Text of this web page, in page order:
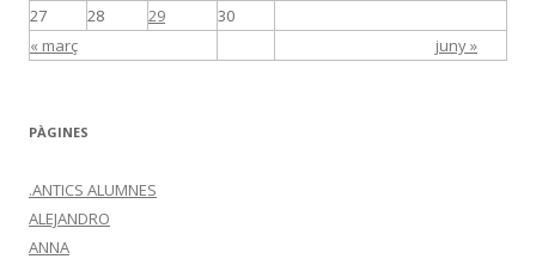
« març juny »
27 28 29 30
PÀGINES
.ANTICS ALUMNES
ALEJANDRO
ANNA